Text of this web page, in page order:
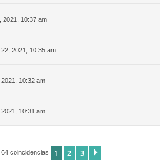
2021, 10:37 am
2021, 10:35 am
10:32 am
10:31 am
coincidencias 1 2 3